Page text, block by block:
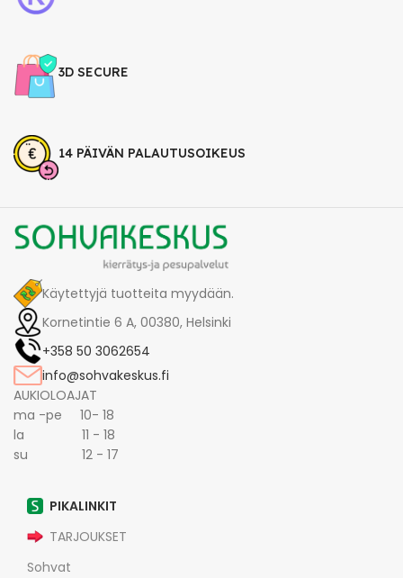
3D SECURE
14 PÄIVÄN PALAUTUSOIKEUS
Käytettyjä tuotteita myydään.
Kornetintie 6 A, 00380, Helsinki
+358 50 3062654
info@sohvakeskus.fi
AUKIOLOAJAT
ma -pe 10- 18
la 11 - 18
su 12 - 17
PIKALINKIT
TARJOUKSET
Sohvat